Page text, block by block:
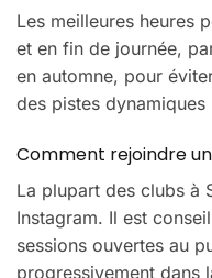
Les meilleures heures
et en fin de journée,
en automne, pour
des pistes dynamiques
Comment rejoindre
La plupart des clubs à
Instagram. Il est
sessions ouvertes au
progressivement dans